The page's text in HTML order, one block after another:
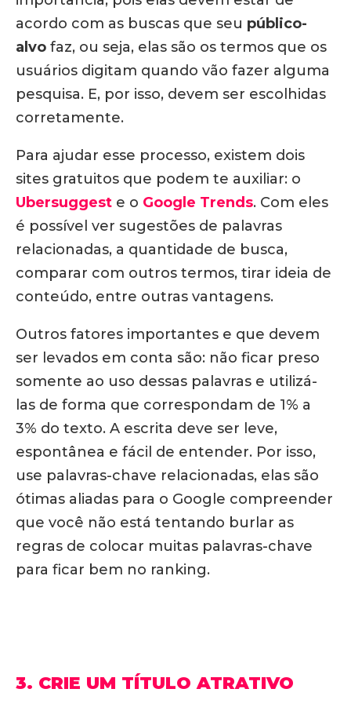
acordo com as buscas que seu público-
alvo faz, ou seja, elas são os termos que os
usuários digitam quando vão fazer alguma
pesquisa. E, por isso, devem ser escolhidas
corretamente.
Para ajudar esse processo, existem dois
sites gratuitos que podem te auxiliar: o
Ubersuggest e o Google Trends. Com eles
é possível ver sugestões de palavras
relacionadas, a quantidade de busca,
comparar com outros termos, tirar ideia de
conteúdo, entre outras vantagens.
Outros fatores importantes e que devem
ser levados em conta são: não ficar preso
somente ao uso dessas palavras e utilizá-
las de forma que correspondam de 1% a
3% do texto. A escrita deve ser leve,
espontânea e fácil de entender. Por isso,
use palavras-chave relacionadas, elas são
ótimas aliadas para o Google compreender
que você não está tentando burlar as
regras de colocar muitas palavras-chave
para ficar bem no ranking.
3. CRIE UM TÍTULO ATRATIVO